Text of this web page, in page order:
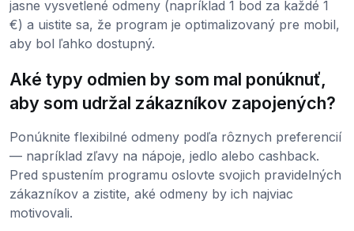
jasne vysvetlené odmeny (napríklad 1 bod za každé 1
€) a uistite sa, že program je optimalizovaný pre mobil,
aby bol ľahko dostupný.
Aké typy odmien by som mal ponúknuť,
aby som udržal zákazníkov zapojených?
Ponúknite flexibilné odmeny podľa rôznych preferencií
— napríklad zľavy na nápoje, jedlo alebo cashback.
Pred spustením programu oslovte svojich pravidelných
zákazníkov a zistite, aké odmeny by ich najviac
motivovali.